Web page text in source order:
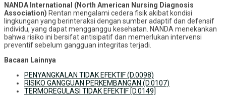
NANDA International (North American Nursing Diagnosis
Association) Rentan mengalami cedera fisik akibat kondisi
lingkungan yang berinteraksi dengan sumber adaptif dan defensif
individu, yang dapat mengganggu kesehatan. NANDA menekankan
bahwa risiko ini bersifat antisipatif dan memerlukan intervensi
preventif sebelum gangguan integritas terjadi.
Bacaan Lainnya
PENYANGKALAN TIDAK EFEKTIF (D.0098)
RISIKO GANGGUAN PERKEMBANGAN (D.0107)
TERMOREGULASI TIDAK EFEKTIF [D.0149]